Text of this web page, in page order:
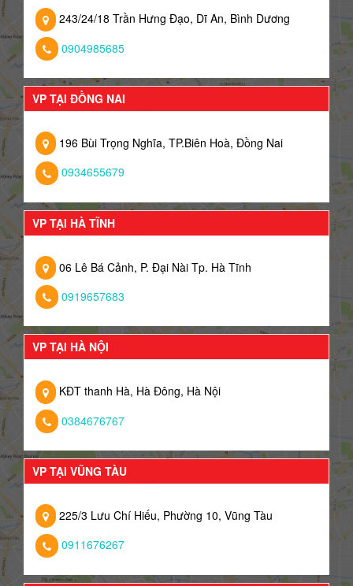
243/24/18 Trần Hưng Đạo, Dĩ An, Bình Dương
0904985685
VP TẠI ĐỒNG NAI
196 Bùi Trọng Nghĩa, TP.Biên Hoà, Đồng Nai
0934655679
VP TẠI HÀ TĨNH
06 Lê Bá Cảnh, P. Đại Nài Tp. Hà Tĩnh
0919657683
VP TẠI HÀ NỘI
KĐT thanh Hà, Hà Đông, Hà Nội
0384676767
VP TẠI VŨNG TÀU
225/3 Lưu Chí Hiếu, Phường 10, Vũng Tàu
0911676267